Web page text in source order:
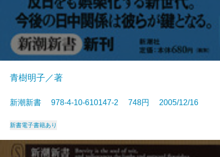
青樹明子／著
新潮新書 978-4-10-610147-2 748円 2005/12/16
新書電子書籍あり